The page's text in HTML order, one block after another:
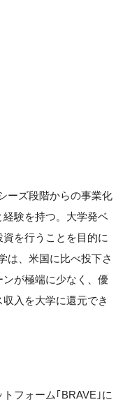
ーズ段階からの事業化
験を持つ。大学発ベ
を行うことを目的に
は、米国に比べ投下さ
が極端に少なく、優
入を大学に還元でき
フォーム｢BRAVE｣に